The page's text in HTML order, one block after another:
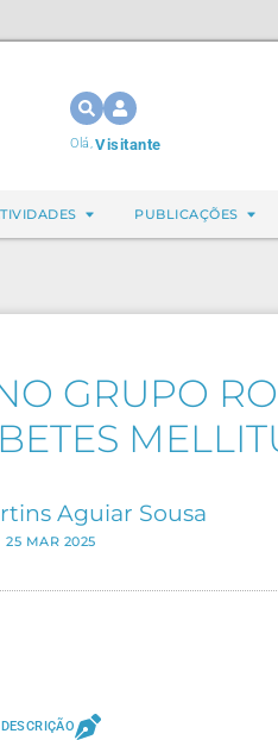
Olá,Visitante
PUBLICAÇÕES
GRUPO
Aguiar Sousa
25 MAR 2025
DESCRIÇÃO